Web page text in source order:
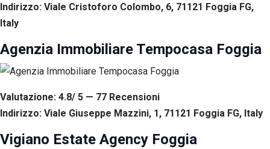
Indirizzo: Viale Cristoforo Colombo, 6, 71121 Foggia FG,
Italy
Agenzia Immobiliare Tempocasa Foggia
Valutazione: 4.8/ 5 — 77 Recensioni
Indirizzo: Viale Giuseppe Mazzini, 1, 71121 Foggia FG, Italy
Vigiano Estate Agency Foggia